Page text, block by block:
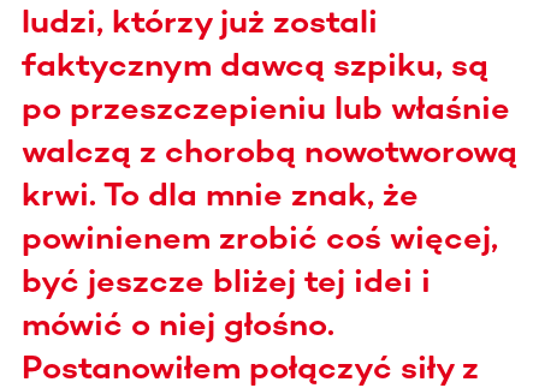
ludzi, którzy już zostali
faktycznym dawcą szpiku, są
po przeszczepieniu lub właśnie
walczą z chorobą nowotworową
krwi. To dla mnie znak, że
powinienem zrobić coś więcej,
być jeszcze bliżej tej idei i
mówić o niej głośno.
Postanowiłem połączyć siły z